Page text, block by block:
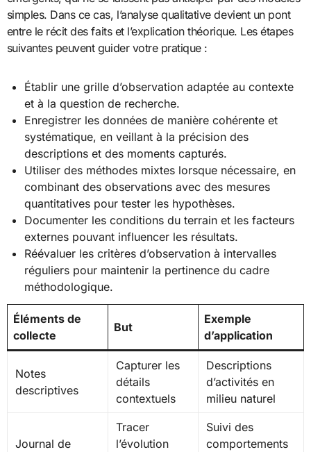
simples. Dans ce cas, l’analyse qualitative devient un pont
entre le récit des faits et l’explication théorique. Les étapes
suivantes peuvent guider votre pratique :
Établir une grille d’observation adaptée au contexte
et à la question de recherche.
Enregistrer les données de manière cohérente et
systématique, en veillant à la précision des
descriptions et des moments capturés.
Utiliser des méthodes mixtes lorsque nécessaire, en
combinant des observations avec des mesures
quantitatives pour tester les hypothèses.
Documenter les conditions du terrain et les facteurs
externes pouvant influencer les résultats.
Réévaluer les critères d’observation à intervalles
réguliers pour maintenir la pertinence du cadre
méthodologique.
Éléments de
collecte
But
Exemple
d’application
Notes
descriptives
Capturer les
détails
contextuels
Descriptions
d’activités en
milieu naturel
Journal de
Tracer
l’évolution
Suivi des
comportements